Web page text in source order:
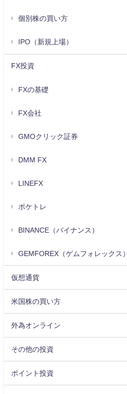
個別株の買い方
IPO（新規上場）
FX投資
FXの基礎
FX会社
GMOクリック証券
DMM FX
LINEFX
ポケトレ
BINANCE（バイナンス）
GEMFOREX（ゲムフォレックス）
仮想通貨
米国株の買い方
外為オンライン
その他の投資
ポイント投資